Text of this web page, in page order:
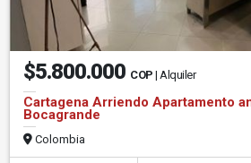
$5.800.000 COP | Alquiler
Cartagena Arriendo Apartamento
Bocagrande
Colombia